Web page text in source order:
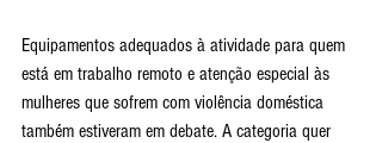
Equipamentos adequados à atividade para quem
está em trabalho remoto e atenção especial às
mulheres que sofrem com violência doméstica
também estiveram em debate. A categoria quer